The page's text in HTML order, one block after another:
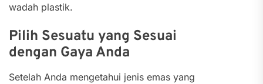
wadah plastik.
Pilih Sesuatu yang Sesuai
dengan Gaya Anda
Setelah Anda mengetahui jenis emas yang